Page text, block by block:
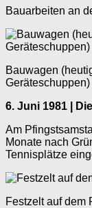
Bauarbeiten an
Bauwagen
Geräteschuppen)
6. Juni 1981 |
Am
Monate nach
Tennisplätze
Festzelt auf dem